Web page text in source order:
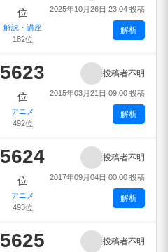
位
解説・講座
182位
2025年10月26日 23:04 投稿
解析
5623
位
アニメ
492位
投稿者不明
2015年03月21日 09:00 投稿
解析
5624
位
アニメ
493位
投稿者不明
2017年09月04日 00:00 投稿
解析
5625 投稿者不明